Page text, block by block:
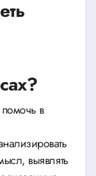
в
выявлять